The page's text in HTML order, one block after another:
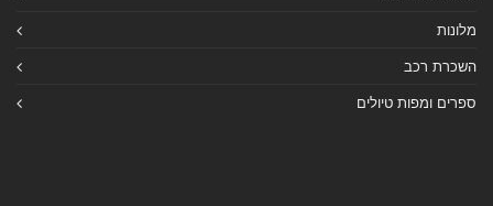
מלונות
השכרת רכב
ספרים ומפות טיולים